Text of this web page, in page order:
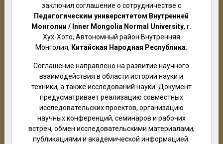
заключил соглашение о сотрудничестве с
Педагогическим университетом Внутренней
Монголии / Inner Mongolia Normal University, г.
Хух-Хото, Автономный район Внутренняя
Монголия, Китайская Народная Республика
Соглашение направлено на развитие научного
взаимодействия в области истории науки и
техники, а также исследований науки. Документ
предусматривает реализацию совместных
исследовательских проектов, организацию
научных конференций, семинаров и рабочих
встреч, обмен исследовательскими материалами,
публикациями и академической информацией.